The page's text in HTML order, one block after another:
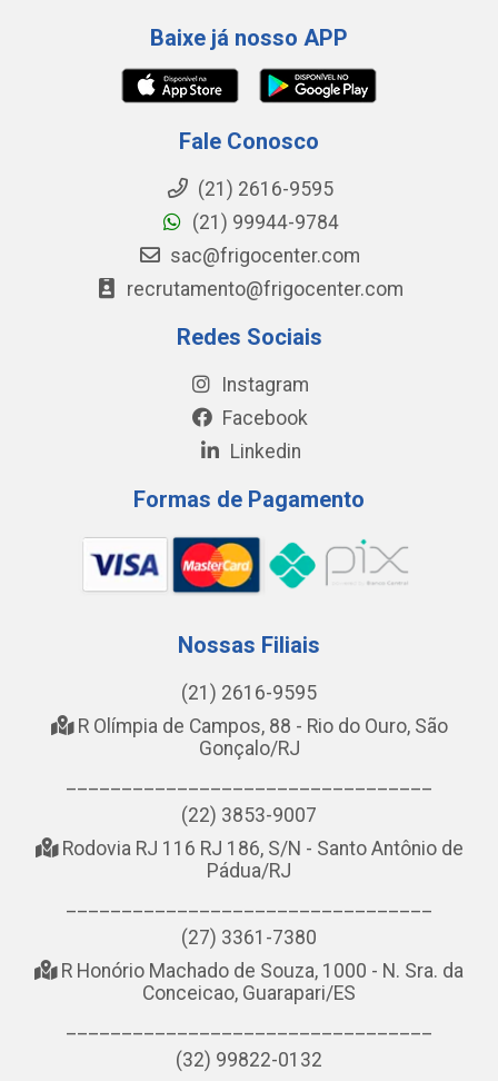
Baixe já nosso APP
Fale Conosco
(21) 2616-9595
(21) 99944-9784
sac@frigocenter.com
recrutamento@frigocenter.com
Redes Sociais
Instagram
Facebook
Linkedin
Formas de Pagamento
Nossas Filiais
(21) 2616-9595
R Olímpia de Campos, 88 - Rio do Ouro, São
Gonçalo/RJ
(22) 3853-9007
Rodovia RJ 116 RJ 186, S/N - Santo Antônio de
Pádua/RJ
(27) 3361-7380
R Honório Machado de Souza, 1000 - N. Sra. da
Conceicao, Guarapari/ES
(32) 99822-0132